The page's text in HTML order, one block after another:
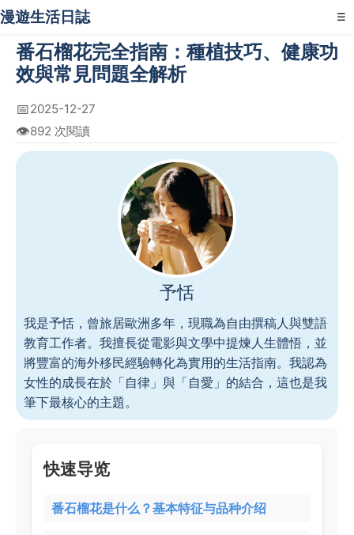
漫遊生活日誌 ☰
番石榴花完全指南：種植技巧、健康功
效與常見問題全解析
📅2025-12-27
👁️892 次閱讀
予恬
我是予恬，曾旅居歐洲多年，現職為自由撰稿人與雙語
教育工作者。我擅長從電影與文學中提煉人生體悟，並
將豐富的海外移民經驗轉化為實用的生活指南。我認為
女性的成長在於「自律」與「自愛」的結合，這也是我
筆下最核心的主題。
快速导览
番石榴花是什么？基本特征与品种介绍